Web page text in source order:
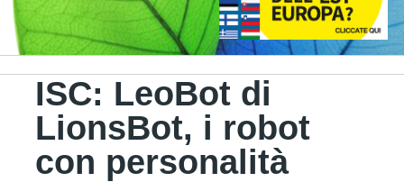
ISC: LeoBot di
LionsBot, i robot
con personalità